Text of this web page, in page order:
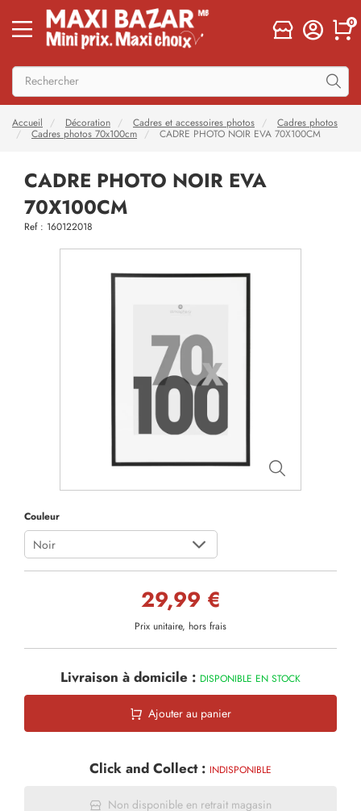
0
Accueil Décoration Cadres et accessoires photos
Cadres photos
Cadres photos 70x100cm
CADRE PHOTO NOIR EVA 70X100CM
CADRE PHOTO NOIR EVA
70X100CM
Ref : 160122018
Couleur
Noir
29,99 €
Prix unitaire, hors frais
Livraison à domicile : DISPONIBLE EN STOCK
Ajouter au panier
Click and Collect : INDISPONIBLE
Non disponible en retrait magasin